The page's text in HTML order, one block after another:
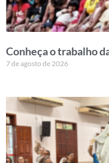
Conheça o trabalho
7 de agosto de 2026